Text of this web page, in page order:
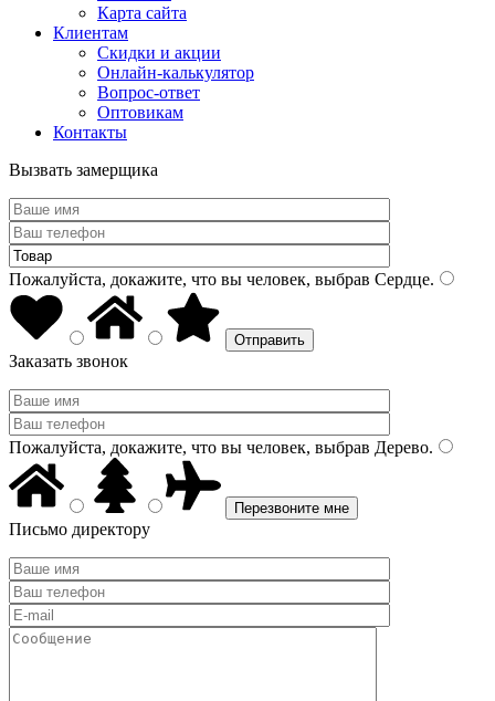
Карта сайта
Клиентам
Скидки и акции
Онлайн-калькулятор
Вопрос-ответ
Оптовикам
Контакты
Вызвать замерщика
Пожалуйста, докажите, что вы человек, выбрав Сердце.
Заказать звонок
Пожалуйста, докажите, что вы человек, выбрав Дерево.
Письмо директору